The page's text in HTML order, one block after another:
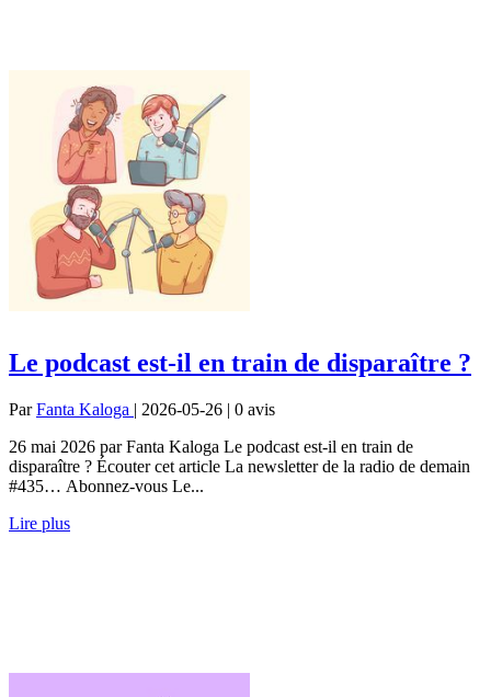
Le podcast est-il en train de disparaître ?
ParFanta Kaloga | 2026-05-26 | 0 avis
26 mai 2026 par Fanta Kaloga Le podcast est-il en train de
disparaître ? Écouter cet article La newsletter de la radio de demain
#435… Abonnez-vous Le...
Lire plus